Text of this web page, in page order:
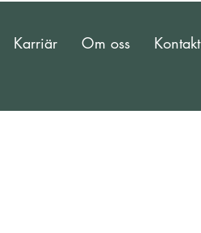
Karriär Om oss Kontakt